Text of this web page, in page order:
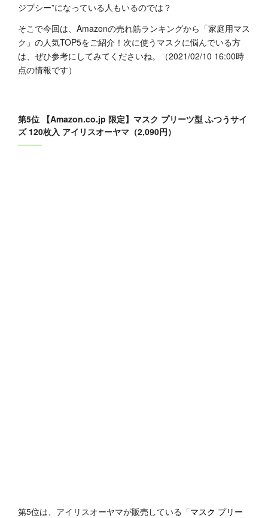
ジプシー”になっている人もいるのでは？
そこで今回は、Amazonの売れ筋ランキングから「家庭用マス
ク」の人気TOP5をご紹介！次に使うマスクに悩んでいる方
は、ぜひ参考にしてみてくださいね。（2021/02/10 16:00時
点の情報です）
第5位 【Amazon.co.jp 限定】マスク プリーツ型 ふつうサイ
ズ 120枚入 アイリスオーヤマ（2,090円）
第5位は、アイリスオーヤマが販売している「マスク プリー